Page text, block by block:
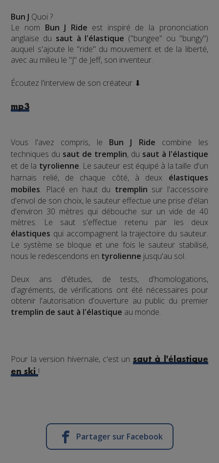
Bun J Quoi ?
Le nom Bun J Ride est inspiré de la prononciation
anglaise du saut à l'élastique ("bungee" ou "bungy")
auquel s'ajoute le "ride" du mouvement et de la liberté,
avec au milieu le "J" de Jeff, son inventeur.
Écoutez l'interview de son créateur ⬇
mp3
Vous l'avez compris, le Bun J Ride combine les
techniques du saut de tremplin, du saut à l'élastique
et de la tyrolienne. Le sauteur est équipé à la taille d'un
harnais relié, de chaque côté, à deux élastiques
mobiles. Placé en haut du tremplin sur l'accessoire
d'envol de son choix, le sauteur effectue une prise d'élan
d'environ 30 mètres qui débouche sur un vide de 40
mètres. Le saut s'effectue retenu par les deux
élastiques qui accompagnent la trajectoire du sauteur.
Le système se bloque et une fois le sauteur stabilisé,
nous le redescendons en tyrolienne jusqu'au sol.
​Deux ans d'études, de tests, d'homologations,
d'agréments, de vérifications ont été nécessaires pour
obtenir l'autorisation d'ouverture au public du premier
tremplin de saut à l'élastique au monde.
Pour la version hivernale, c'est un saut à l'élastique
en ski !
Partager sur Facebook